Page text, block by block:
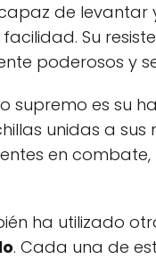
de
Su
poderosos y
supremo es su
unidas a
en
ha utilizado
. Cada una de